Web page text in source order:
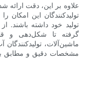
علاوه بر این، دقت ارائه
تولیدکنندگان این امکان
تولید خود داشته باشند.
گرفته تا شکل‌دهی و
ماشین‌آلات،
مشخصات دقیق و مطابق با